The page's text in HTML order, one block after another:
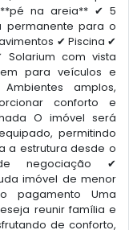
na areia** ✔ 5
permanente para o
✔ Piscina ✔
com vista
para veículos e
amplos,
conforto e
O imóvel será
permitindo
a estrutura desde o
negociação ✔
imóvel de menor
pagamento Uma
reunir família e
de conforto,